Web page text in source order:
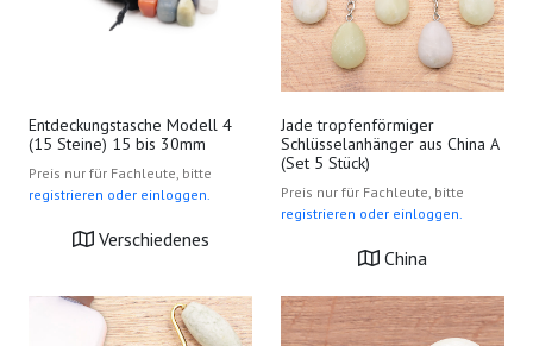
Entdeckungstasche Modell 4
(15 Steine) 15 bis 30mm
Preis nur für Fachleute, bitte
registrieren oder einloggen.
Verschiedenes
Jade tropfenförmiger
Schlüsselanhänger aus China A
(Set 5 Stück)
Preis nur für Fachleute, bitte
registrieren oder einloggen.
China